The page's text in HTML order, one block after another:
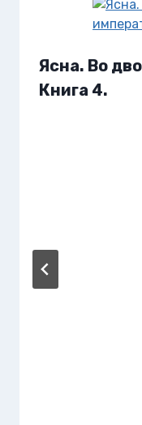
Ясна. Во
Книга 4.